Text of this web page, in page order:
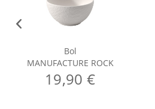
Bol
MANUFACTURE ROCK
19,90 €